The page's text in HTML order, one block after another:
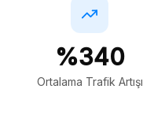
%340
Ortalama Trafik Artışı